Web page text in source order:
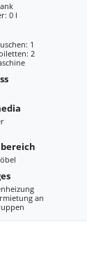
0 l
1
2
an